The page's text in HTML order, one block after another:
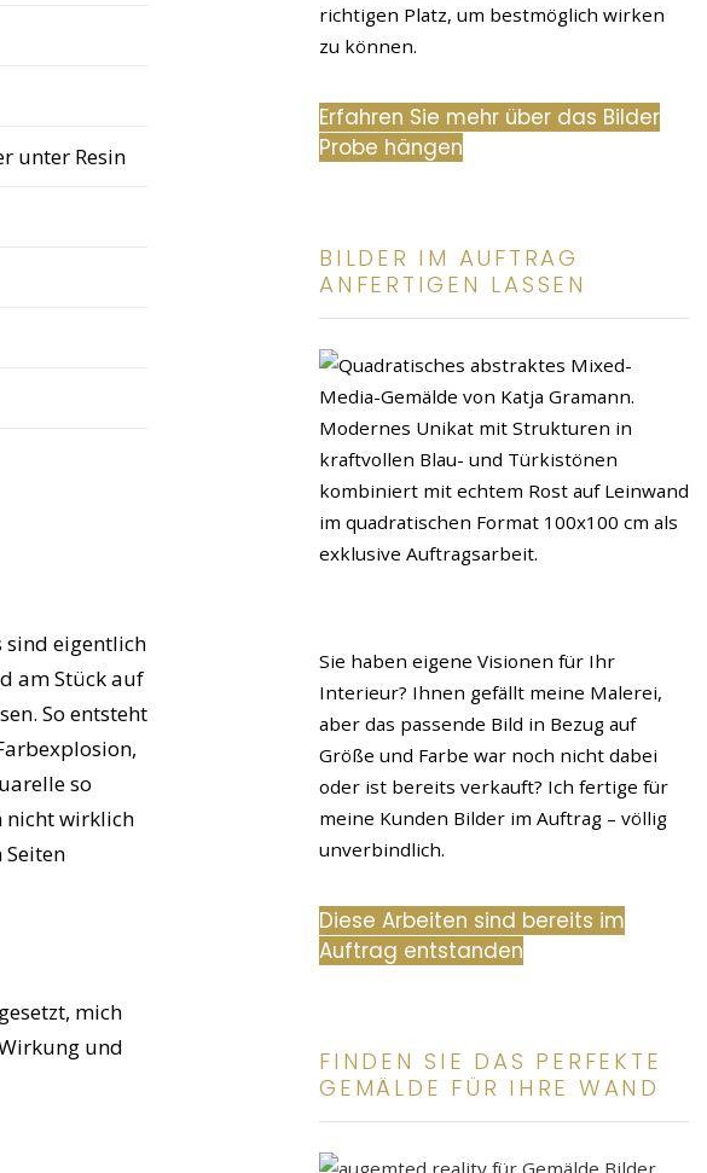
unter Resin
sind eigentlich
am Stück auf
So entsteht
so
nicht wirklich
mich
und
richtigen Platz, um bestmöglich wirken
zu können.
Erfahren Sie mehr über das Bilder
Probe hängen
BILDER IM AUFTRAG
ANFERTIGEN LASSEN
Sie haben eigene Visionen für Ihr
Interieur? Ihnen gefällt meine Malerei,
aber das passende Bild in Bezug auf
Größe und Farbe war noch nicht dabei
oder ist bereits verkauft? Ich fertige für
meine Kunden Bilder im Auftrag – völlig
unverbindlich.
Diese Arbeiten sind bereits im
Auftrag entstanden
FINDEN SIE DAS PERFEKTE
GEMÄLDE FÜR IHRE WAND